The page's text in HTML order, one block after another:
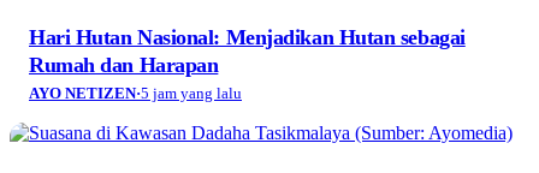
Hari Hutan Nasional: Menjadikan Hutan sebagai
Rumah dan Harapan
AYO NETIZEN·5 jam yang lalu